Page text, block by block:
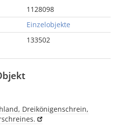
1128098
Einzelobjekte
133502
Dreikönigenschrein,